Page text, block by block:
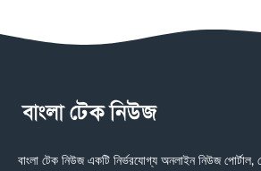
বাংলা টেক নিউজ একটি নির্ভরযোগ্য অনলাইন নিউজ পোর্টাল,